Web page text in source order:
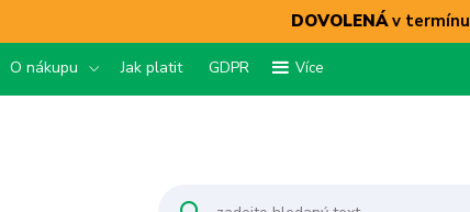
DOVOLENÁv termínu
O nákupu Jak platit GDPR Více